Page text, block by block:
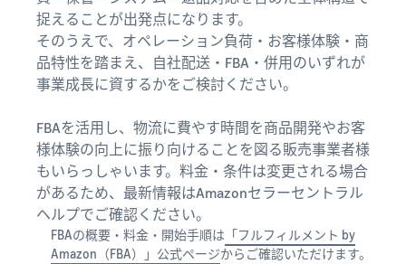
捉えることが出発点になります。
そのうえで、オペレーション負荷・お客様体験・商
品特性を踏まえ、自社配送・FBA・併用のいずれが
事業成長に資するかをご検討ください。
FBAを活用し、物流に費やす時間を商品開発やお客
様体験の向上に振り向けることを図る販売事業者様
もいらっしゃいます。料金・条件は変更される場合
があるため、最新情報はAmazonセラーセントラル
ヘルプでご確認ください。
FBAの概要・料金・開始手順は 「フルフィルメント by
Amazon（FBA）」公式ページからご確認いただけます。